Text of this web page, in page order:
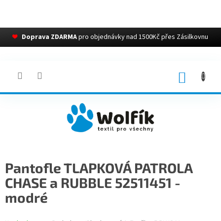
❤ Doprava ZDARMApro objednávky nad 1500Kč přes Zásilkovnu
Pantofle TLAPKOVÁ PATROLA
CHASE a RUBBLE 52511451 -
modré